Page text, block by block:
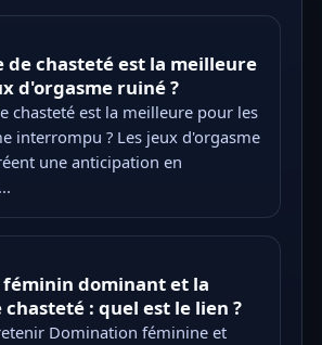
de chasteté est la meilleure
d'orgasme ruiné ?
chasteté est la meilleure pour les
interrompu ? Les jeux d'orgasme
une anticipation en
féminin dominant et la
: quel est le lien ?
Domination féminine et